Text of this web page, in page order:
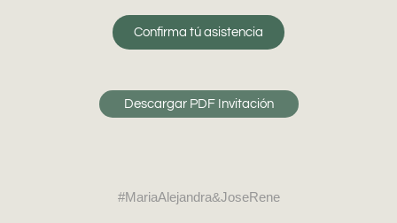
Confirma tú asistencia
Descargar PDF Invitación
#MariaAlejandra&JoseRene